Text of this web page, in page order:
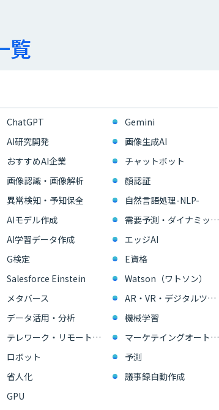
覧
ChatGPT
Gemini
AI研究開発
画像生成AI
おすすめAI企業
チャットボット
画像認識・画像解析
顔認証
異常検知・予知保全
自然言語処理-NLP-
AIモデル作成
需要予測・ダイナミックプライシング
AI学習データ作成
エッジAI
G検定
E資格
Salesforce Einstein
Watson（ワトソン）
メタバース
AR・VR・デジタルツイン
データ活用・分析
機械学習
テレワーク・リモートワーク
マーケテイングオートメーション・MAツール
ロボット
予測
省人化
議事録自動作成
GPU